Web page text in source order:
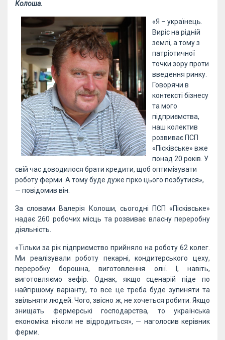
Колоша.
«Я – українець.
Виріс на рідній
землі, а тому з
патріотичної
точки зору проти
введення ринку.
Говорячи в
контексті бізнесу
та мого
підприємства,
наш колектив
розвиває ПСП
«Пісківське» вже
понад 20 років. У
свій час доводилося брати кредити, щоб оптимізувати
роботу ферми. А тому буде дуже гірко цього позбутися»,
— повідомив він.
За словами Валерія Колоши, сьогодні ПСП «Пісківське»
надає 260 робочих місць та розвиває власну переробну
діяльність.
«Тільки за рік підприємство прийняло на роботу 62 колег.
Ми реалізували роботу пекарні, кондитерського цеху,
переробку борошна, виготовлення олії. І, навіть,
виготовляємо зефір. Однак, якщо сценарій піде по
найгіршому варіанту, то все це треба буде зупиняти та
звільняти людей. Чого, звісно ж, не хочеться робити. Якщо
знищать фермерські господарства, то українська
економіка ніколи не відродиться», — наголосив керівник
ферми.